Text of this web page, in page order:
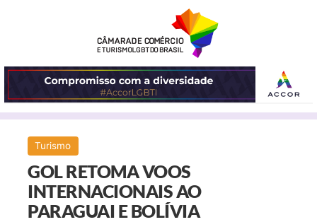
O
MENU
Turismo
GOL RETOMA VOOS
INTERNACIONAIS AO
PARAGUAI E BOLÍVIA